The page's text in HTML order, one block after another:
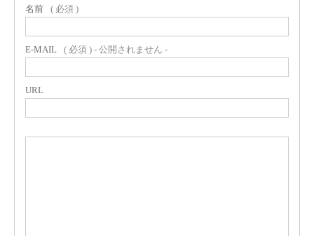
名前 ( 必須 )
E-MAIL ( 必須 ) - 公開されません -
URL